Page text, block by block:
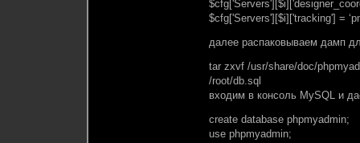
$cfg['Servers'][$i]['tracking'] =
далее распаковываем дамп
tar zxvf /usr/share/doc/
/root/db.sql
входим в консоль MySQL и
create database phpmyadmin;
use phpmyadmin;